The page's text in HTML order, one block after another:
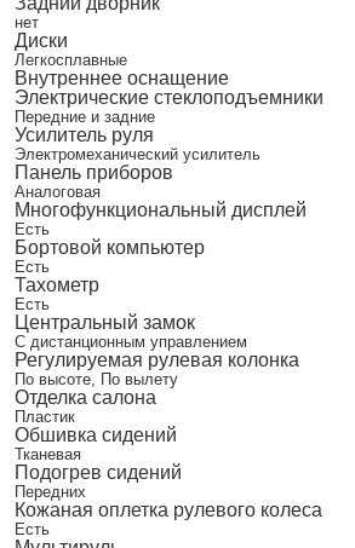
нет
Диски
Легкосплавные
Внутреннее оснащение
Электрические стеклоподъемники
Передние и задние
Усилитель руля
Электромеханический усилитель
Панель приборов
Аналоговая
Многофункциональный дисплей
Есть
Бортовой компьютер
Есть
Тахометр
Есть
Центральный замок
С дистанционным управлением
Регулируемая рулевая колонка
По высоте, По вылету
Отделка салона
Пластик
Обшивка сидений
Тканевая
Подогрев сидений
Передних
Кожаная оплетка рулевого колеса
Есть